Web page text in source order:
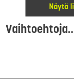
Näytä